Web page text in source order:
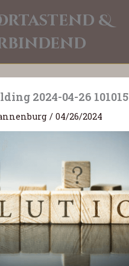
&
2024-04-26 101015
/04/26/2024